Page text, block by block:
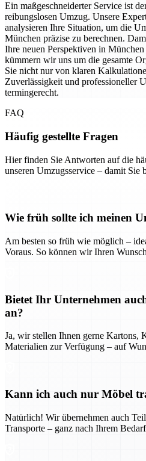
Ein maßgeschneiderter Service ist
reibungslosen Umzug. Unsere
analysieren Ihre Situation, um die
München präzise zu berechnen.
Ihre neuen Perspektiven in
kümmern wir uns um die gesamte
Sie nicht nur von klaren
Zuverlässigkeit und professioneller
termingerecht.
FAQ
Häufig gestellte Fragen
Hier finden Sie Antworten auf die
unseren Umzugsservice – damit Sie
Wie früh sollte ich meinen
Am besten so früh wie möglich –
Voraus. So können wir Ihren
Bietet Ihr Unternehmen
an?
Ja, wir stellen Ihnen gerne Kartons,
Materialien zur Verfügung – auf
Kann ich auch nur Möbel
Natürlich! Wir übernehmen auch
Transporte – ganz nach Ihrem